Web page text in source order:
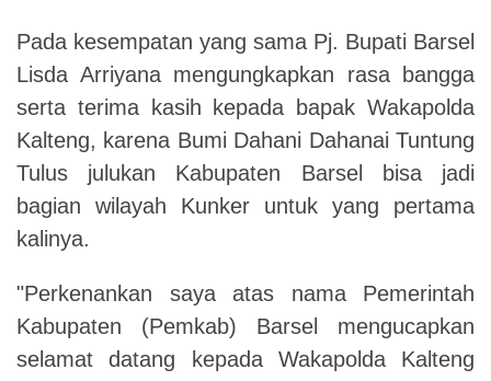
Pada kesempatan yang sama Pj. Bupati Barsel
Lisda Arriyana mengungkapkan rasa bangga
serta terima kasih kepada bapak Wakapolda
Kalteng, karena Bumi Dahani Dahanai Tuntung
Tulus julukan Kabupaten Barsel bisa jadi
bagian wilayah Kunker untuk yang pertama
kalinya.
"Perkenankan saya atas nama Pemerintah
Kabupaten (Pemkab) Barsel mengucapkan
selamat datang kepada Wakapolda Kalteng